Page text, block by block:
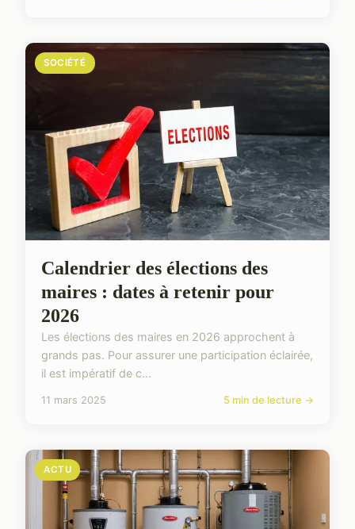
SOCIÉTÉ
Calendrier des élections des
maires : dates à retenir pour
2026
Les élections des maires en 2026 approchent à
grands pas. Pour assurer une participation éclairée,
il est impératif de c...
11 mars 2025 5 min de lecture →
ACTU